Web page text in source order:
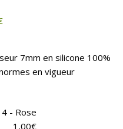
7mm en silicone 100%
en vigueur
- Rose
1,00€